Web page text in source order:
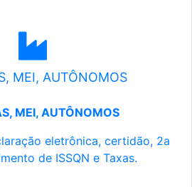
MEI, AUTÔNOMOS
MEI, AUTÔNOMOS
eletrônica, certidão, 2a
de ISSQN e Taxas.